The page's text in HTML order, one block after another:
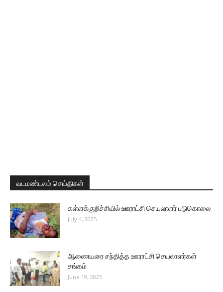
வடமண்டலம் செய்திகள்
கள்ளக்குறிச்சியில் ஊராட்சி செயலாளர் படுகொலை
July 4, 2025
ஆணையரை சந்தித்த ஊராட்சி செயலாளர்கள்
சங்கம்
June 19, 2025